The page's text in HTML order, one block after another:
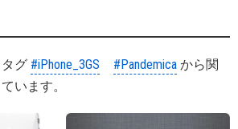
グ #iPhone_3GS #Pandemica から関
います。